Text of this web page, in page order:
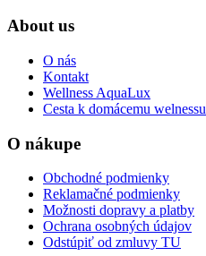
About us
O nás
Kontakt
Wellness AquaLux
Cesta k domácemu welnessu
O nákupe
Obchodné podmienky
Reklamačné podmienky
Možnosti dopravy a platby
Ochrana osobných údajov
Odstúpiť od zmluvy TU